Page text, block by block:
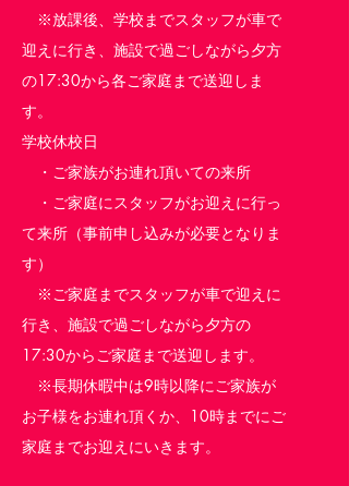
※放課後、学校までスタッフが車で
迎えに行き、施設で過ごしながら夕方
の17:30から各ご家庭まで送迎しま
す。
学校休校日
・ご家族がお連れ頂いての来所
・ご家庭にスタッフがお迎えに行っ
て来所（事前申し込みが必要となりま
す）
※ご家庭までスタッフが車で迎えに
行き、施設で過ごしながら夕方の
17:30からご家庭まで送迎します。
※長期休暇中は9時以降にご家族が
お子様をお連れ頂くか、10時までにご
家庭までお迎えにいきます。